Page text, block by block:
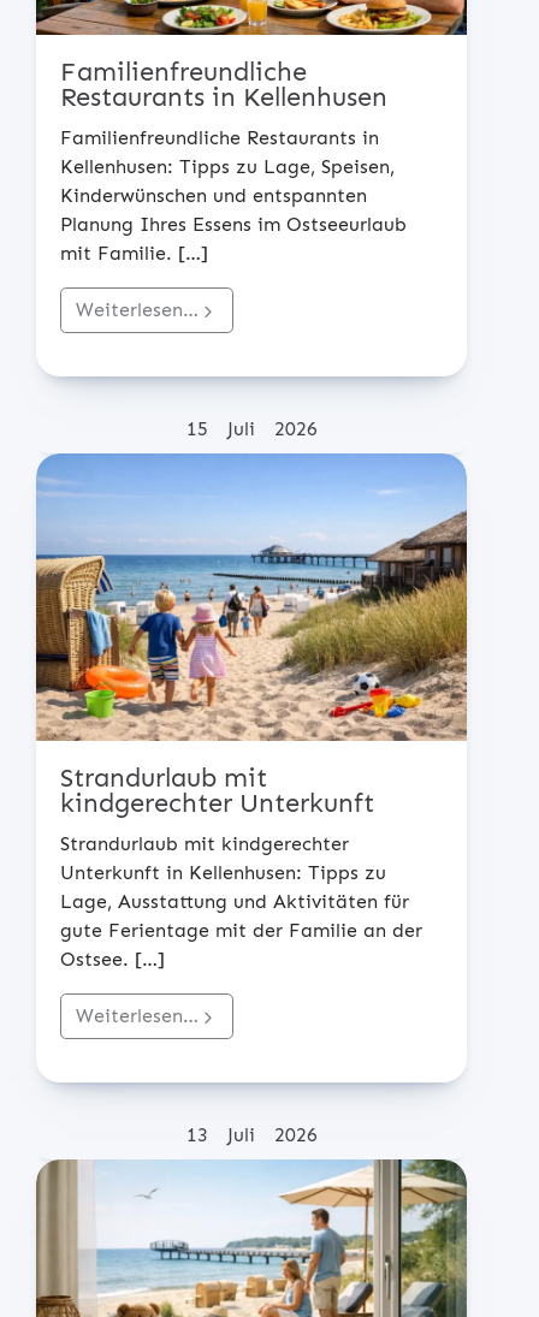
Familienfreundliche
Restaurants in Kellenhusen
Familienfreundliche Restaurants in
Kellenhusen: Tipps zu Lage, Speisen,
Kinderwünschen und entspannten
Planung Ihres Essens im Ostseeurlaub
mit Familie. […]
Weiterlesen…
15 Juli 2026
Strandurlaub mit
kindgerechter Unterkunft
Strandurlaub mit kindgerechter
Unterkunft in Kellenhusen: Tipps zu
Lage, Ausstattung und Aktivitäten für
gute Ferientage mit der Familie an der
Ostsee. […]
Weiterlesen…
13 Juli 2026